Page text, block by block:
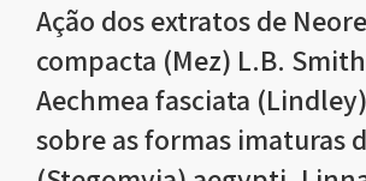
Ação dos extratos de
compacta (Mez) L.B.
Aechmea fasciata
sobre as formas imaturas